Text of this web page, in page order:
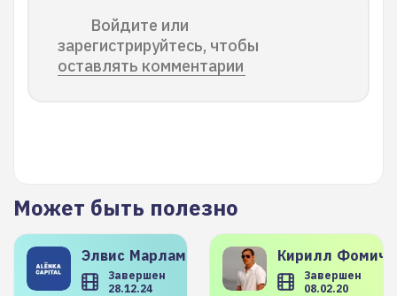
Войдите или
зарегистрируйтесь, чтобы
оставлять комментарии
Может быть полезно
Элвис Марламов
Завершен
28.12.24
Кирилл
Завершен
08.02.20